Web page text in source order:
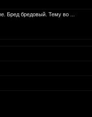
Бред бредовый. Тему во ...